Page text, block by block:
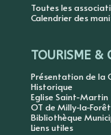
Toutes les
Calendrier des
TOURISME &
Présentation de la
Historique
Eglise Saint-Martin
OT de Milly-la-Forêt
Bibliothèque
Liens utiles